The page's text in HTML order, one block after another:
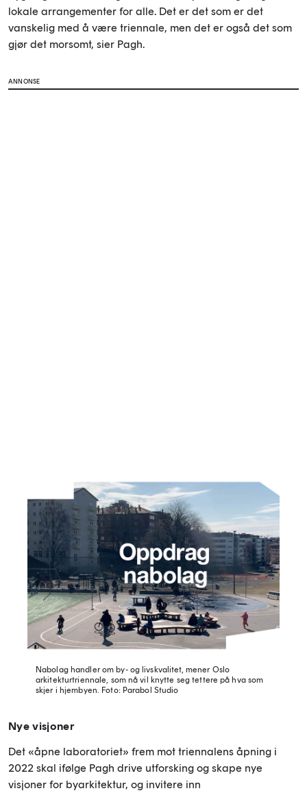
lokale arrangementer for alle. Det er det som er det
vanskelig med å være triennale, men det er også det som
gjør det morsomt, sier Pagh.
ANNONSE
Nabolag handler om by- og livskvalitet, mener Oslo
arkitekturtriennale, som nå vil knytte seg tettere på hva som
skjer i hjembyen. Foto: Parabol Studio
Nye visjoner
Det «åpne laboratoriet» frem mot triennalens åpning i
2022 skal ifølge Pagh drive utforsking og skape nye
visjoner for byarkitektur, og invitere inn